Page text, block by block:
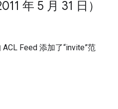
年 5 月 31 日）
Feed 添加了“invite”范